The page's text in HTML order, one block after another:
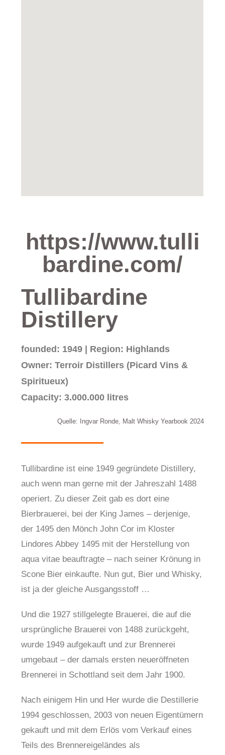
https://www.tulli
bardine.com/
Tullibardine
Distillery
founded: 1949 | Region: Highlands
Owner: Terroir Distillers (Picard Vins &
Spiritueux)
Capacity: 3.000.000 litres
Quelle: Ingvar Ronde, Malt Whisky Yearbook 2024
Tullibardine ist eine 1949 gegründete Distillery,
auch wenn man gerne mit der Jahreszahl 1488
operiert. Zu dieser Zeit gab es dort eine
Bierbrauerei, bei der King James – derjenige,
der 1495 den Mönch John Cor im Kloster
Lindores Abbey 1495 mit der Herstellung von
aqua vitae beauftragte – nach seiner Krönung in
Scone Bier einkaufte. Nun gut, Bier und Whisky,
ist ja der gleiche Ausgangsstoff …
Und die 1927 stillgelegte Brauerei, die auf die
ursprüngliche Brauerei von 1488 zurückgeht,
wurde 1949 aufgekauft und zur Brennerei
umgebaut – der damals ersten neueröffneten
Brennerei in Schottland seit dem Jahr 1900.
Nach einigem Hin und Her wurde die Destillerie
1994 geschlossen, 2003 von neuen Eigentümern
gekauft und mit dem Erlös vom Verkauf eines
Teils des Brennereigeländes als